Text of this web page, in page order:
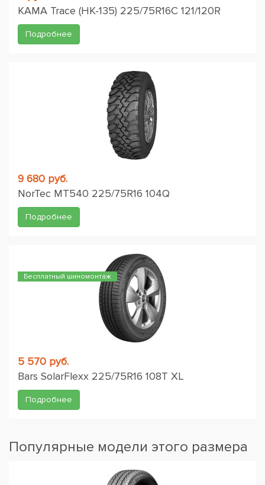
KAMA Trace (НК-135) 225/75R16C 121/120R
Подробнее
9 680 руб.
NorTec MT540 225/75R16 104Q
Подробнее
Бесплатный шиномонтаж
5 570 руб.
Bars SolarFlexx 225/75R16 108T XL
Подробнее
Популярные модели этого размера